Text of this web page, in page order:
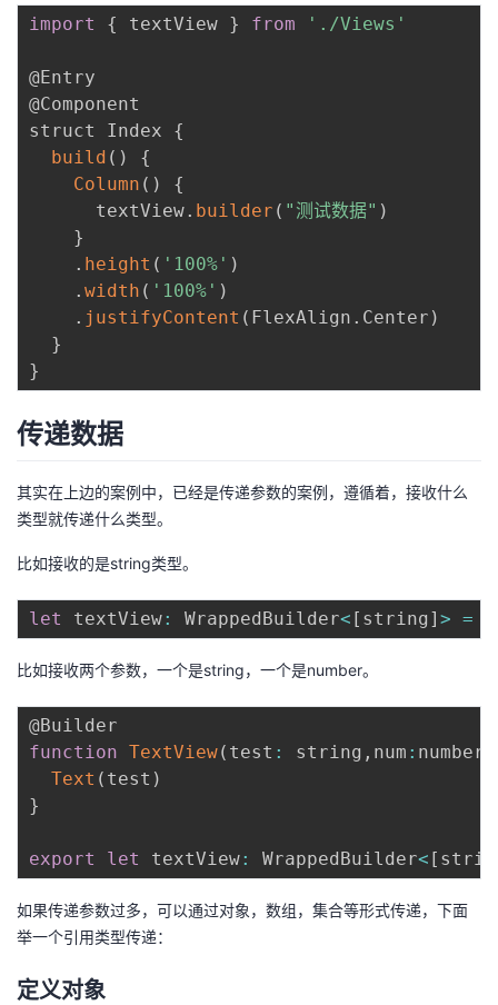
import { textView } from './Views'
@Entry
@Component
struct Index {
build ( )
{
Column ( )
{
      textView
. builder ( "测试数据" )
}
. height ( '100%' )
. width ( '100%' )
. justifyContent ( FlexAlign . Center )
}
}
传递数据
其实在上边的案例中，已经是传递参数的案例，遵循着，接收什么
类型就传递什么类型。
比如接收的是string类型。
let textView: WrappedBuilder< [ string ] > =
比如接收两个参数，一个是string，一个是number。
function TextView( test : string , num : number
Text ( test )
}
export let textView: WrappedBuilder< [
如果传递参数过多，可以通过对象，数组，集合等形式传递，下面
举一个引用类型传递：
定义对象